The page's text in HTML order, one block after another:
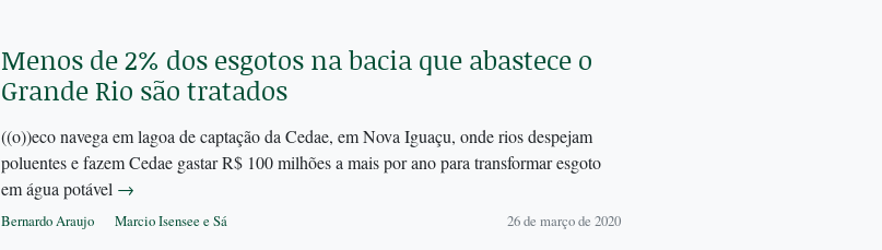
Menos de 2% dos esgotos na bacia que abastece o
Grande Rio são tratados
((o))eco navega em lagoa de captação da Cedae, em Nova Iguaçu, onde rios despejam
poluentes e fazem Cedae gastar R$ 100 milhões a mais por ano para transformar esgoto
em água potável →
Bernardo Araujo Marcio Isensee e Sá 26 de março de 2020